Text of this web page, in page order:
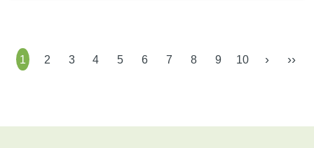
1 2 3 4 5 6 7 8 9 10 › ››